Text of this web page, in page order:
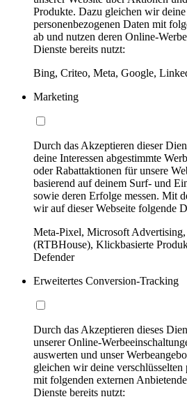
Produkte. Dazu gleichen wir deine
personenbezogenen Daten mit
ab und nutzen deren Online-
Dienste bereits nutzt:
Bing, Criteo, Meta, Google,
Marketing
Durch das Akzeptieren dieser
deine Interessen abgestimmte
oder Rabattaktionen für unsere
basierend auf deinem Surf- und
sowie deren Erfolge messen. Mit
wir auf dieser Webseite folgende
Meta-Pixel, Microsoft
(RTBHouse), Klickbasierte
Defender
Erweitertes Conversion-Tracking
Durch das Akzeptieren dieses
unserer Online-
auswerten und unser
gleichen wir deine verschlüsselten
mit folgenden externen
Dienste bereits nutzt: